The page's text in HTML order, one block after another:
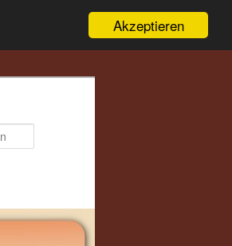
Akzeptieren